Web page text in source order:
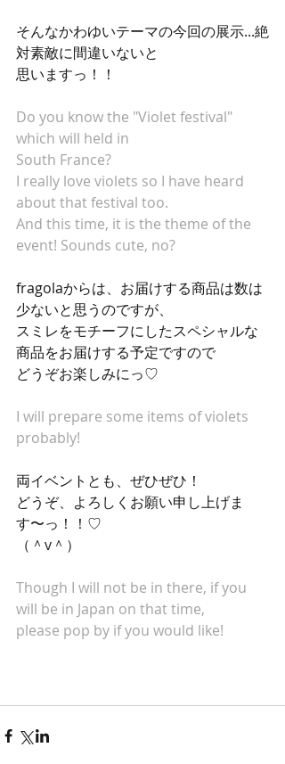
そんなかわゆいテーマの今回の展示...絶
対素敵に間違いないと
思いますっ！！
Do you know the "Violet festival"
which will held in
South France?
I really love violets so I have heard
about that festival too.
And this time, it is the theme of the
event! Sounds cute, no?
fragolaからは、お届けする商品は数は
少ないと思うのですが、
スミレをモチーフにしたスペシャルな
商品をお届けする予定ですので
どうぞお楽しみにっ♡
I will prepare some items of violets
probably!
両イベントとも、ぜひぜひ！
どうぞ、よろしくお願い申し上げま
す〜っ！！♡
（＾v＾）
Though I will not be in there, if you
will be in Japan on that time,
please pop by if you would like!